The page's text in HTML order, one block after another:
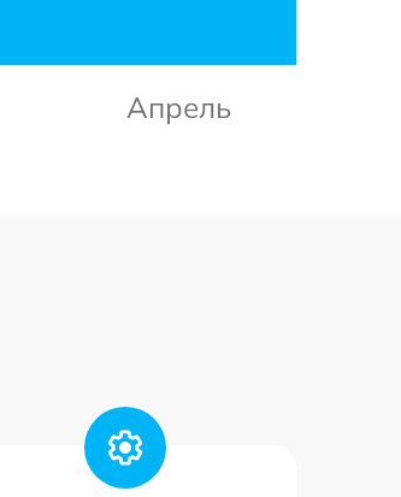
Апрель